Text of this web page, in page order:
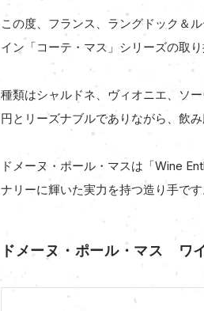
この度、フランス、ラングドック＆
イン「コーテ・マス」シリーズの取り
種類はシャルドネ、ヴィオニエ、ソ
円とリーズナブルでありながら、飲
ドメーヌ・ポール・マスは「Wine
ナリーに輝いた実力を持つ造り手です
ドメーヌ・ポール・マス ワ